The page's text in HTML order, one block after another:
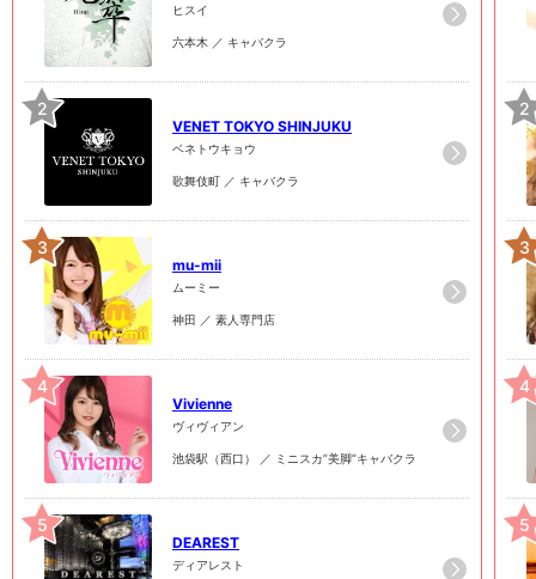
ヒスイ
六本木 ／ キャバクラ
2
VENET TOKYO SHINJUKU
ベネトウキョウ
歌舞伎町 ／ キャバクラ
3
mu-mii
ムーミー
神田 ／ 素人専門店
4
Vivienne
ヴィヴィアン
池袋駅（西口） ／ ミニスカ”美脚”キャバクラ
5
DEAREST
ディアレスト
2
3
4
5